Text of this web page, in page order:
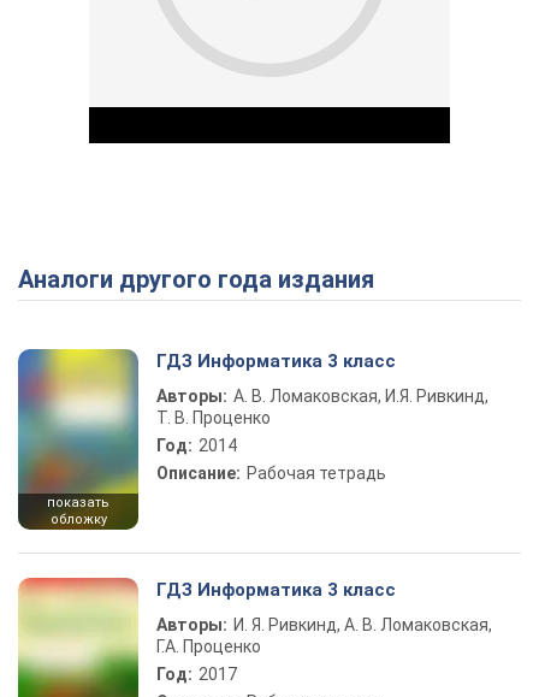
Play Video
Аналоги другого года издания
показать
обложку
ГДЗ Информатика 3 класс
Авторы: А. В. Ломаковская, И.Я. Ривкинд,
Т. В. Проценко
Год: 2014
Описание: Рабочая тетрадь
ГДЗ Информатика 3 класс
Авторы: И. Я. Ривкинд, А. В. Ломаковская,
Г.А. Проценко
Год: 2017